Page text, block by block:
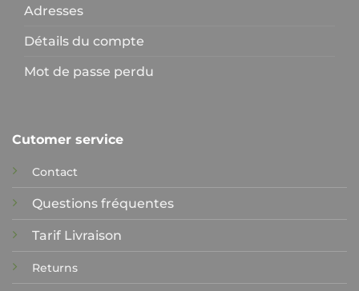
Adresses
Détails du compte
Mot de passe perdu
Cutomer service
Contact
Questions fréquentes
Tarif Livraison
Returns